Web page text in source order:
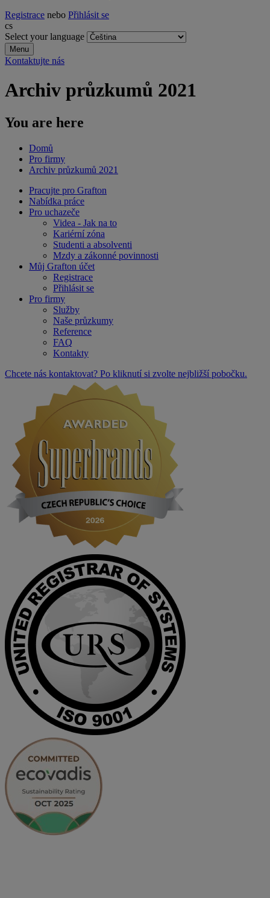
Registrace nebo Přihlásit se
cs
Select your language
Menu
Kontaktujte nás
Archiv průzkumů 2021
You are here
Domů
Pro firmy
Archiv průzkumů 2021
Pracujte pro Grafton
Nabídka práce
Pro uchazeče
Videa - Jak na to
Kariérní zóna
Studenti a absolventi
Mzdy a zákonné povinnosti
Můj Grafton účet
Registrace
Přihlásit se
Pro firmy
Služby
Naše průzkumy
Reference
FAQ
Kontakty
Chcete nás kontaktovat? Po kliknutí si zvolte nejbližší pobočku.